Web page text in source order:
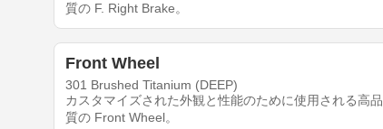
質の F. Right Brake。
Front Wheel
301 Brushed Titanium (DEEP)
カスタマイズされた外観と性能のために使用される高品
質の Front Wheel。